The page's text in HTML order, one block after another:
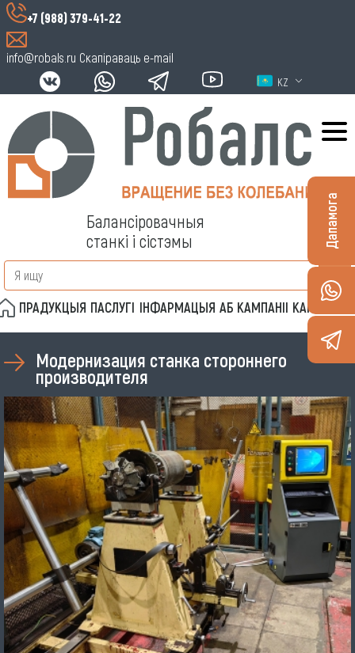
+7 (988) 379-41-22
info@robals.ru Скапіраваць e-mail
KZ
Балансіровачныя
станкі і сістэмы
ПРАДУКЦЫЯ ПАСЛУГІ ІНФАРМАЦЫЯ АБ КАМПАНІІ КАНТАКТЫ
Модернизация станка стороннего
производителя
Дапамога